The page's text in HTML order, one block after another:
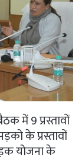
में 9 प्रस्तावों
के प्रस्तावों
योजना के